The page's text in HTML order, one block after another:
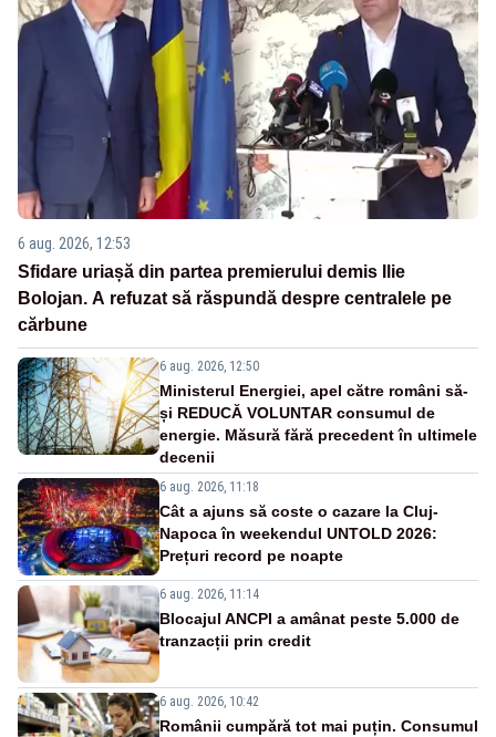
6 aug. 2026, 12:53
Sfidare uriașă din partea premierului demis Ilie
Bolojan. A refuzat să răspundă despre centralele pe
cărbune
6 aug. 2026, 12:50
Ministerul Energiei, apel către români să-
și REDUCĂ VOLUNTAR consumul de
energie. Măsură fără precedent în ultimele
decenii
6 aug. 2026, 11:18
Cât a ajuns să coste o cazare la Cluj-
Napoca în weekendul UNTOLD 2026:
Prețuri record pe noapte
6 aug. 2026, 11:14
Blocajul ANCPI a amânat peste 5.000 de
tranzacții prin credit
6 aug. 2026, 10:42
Românii cumpără tot mai puțin. Consumul